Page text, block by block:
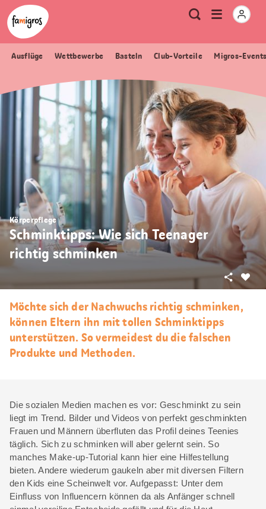
Sprungmarken
Navigation
Header
Logo
Meta
Navigation
Suche
Menu
öffnen
Ausflüge Wettbewerbe Basteln Club-Vorteile Migros-
Körperpflege
Schminktipps: Wie sich Teenager
richtig schminken
Als
Teilen
Möchte sich der Nachwuchs richtig schminken,
können Eltern ihn mit tollen Schminktipps
unterstützen. So vermeidest du die falschen
Produkte und Methoden.
Die sozialen Medien machen es vor: Geschminkt zu sein
liegt im Trend. Bilder und Videos von perfekt geschminkten
Frauen und Männern überfluten das Profil deines Teenies
täglich. Sich zu schminken will aber gelernt sein. So
manches Make-up-Tutorial kann hier eine Hilfestellung
bieten. Andere wiederum gaukeln aber mit diversen Filtern
den Kids eine Scheinwelt vor. Aufgepasst: Unter dem
Einfluss von Influencern können da als Anfänger schnell